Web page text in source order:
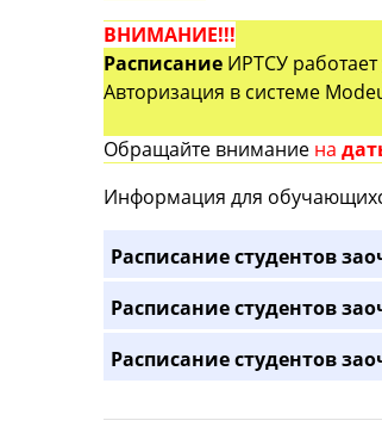
ВНИМАНИЕ!!!
Расписание ИРТСУ работает
Авторизация в системе
Обращайте внимание на
Информация для
Расписание студентов
Расписание студентов
Расписание студентов